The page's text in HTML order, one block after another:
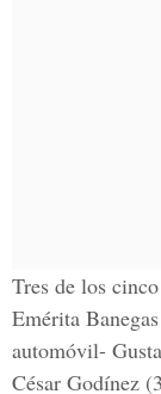
Tres de los
Emérita
automóvil-
César Godínez